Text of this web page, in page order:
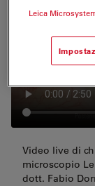
Video live di
microscopio
dott. Fabio
Leica